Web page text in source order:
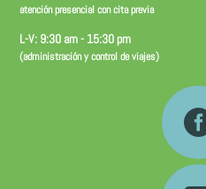
atención presencial con cita previa
L-V: 9:30 am - 15:30 pm
(administración y control de viajes)